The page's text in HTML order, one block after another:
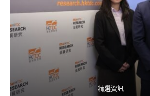
精選資訊